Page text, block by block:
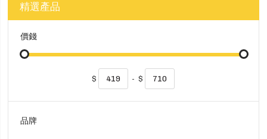
精選產品
價錢
$ - $
品牌